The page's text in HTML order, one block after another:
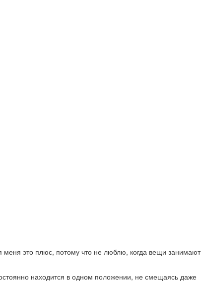
меня это плюс, потому что не люблю, когда вещи занимают
находится в одном положении, не смещаясь даже